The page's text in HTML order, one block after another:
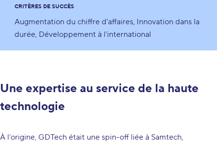
CRITÈRES DE SUCCÈS
Augmentation du chiffre d'affaires Innovation dans la
durée Développement à l'international
Une expertise au service de la haute
technologie
À l’origine, GDTech était une spin-off liée à Samtech,